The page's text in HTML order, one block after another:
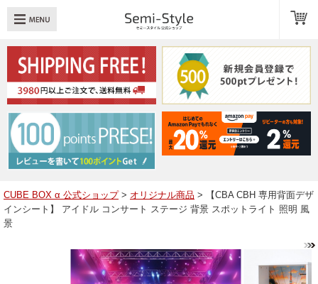
：透明扉 引き出し LED
へ戻る
品一覧
ューブボックスαレイアウト例
CUBE BOX α 公式ショップ> オリジナル商品 > 【CBA CBH 専用背面デザ
インシート】 アイドル コンサート ステージ 背景 スポットライト 照明 風
景